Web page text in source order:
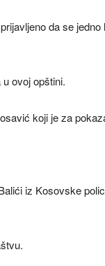
da se
ovoj opštini.
koji je za
iz Kosovske